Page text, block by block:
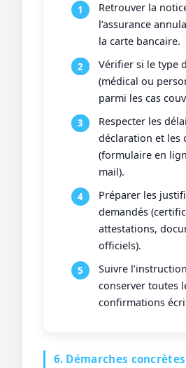
Retrouver la
l’assurance
la carte bancaire.
Vérifier si le type
(médical ou
parmi les cas
Respecter les
déclaration et les
(formulaire en
mail).
Préparer les
demandés
attestations,
officiels).
Suivre
conserver toutes
confirmations
6. Démarches